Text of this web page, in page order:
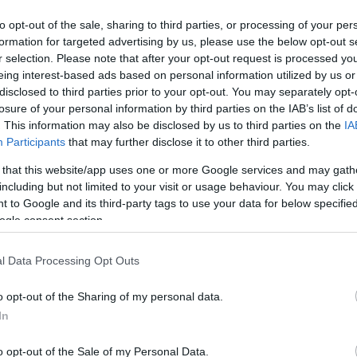
opt-out of the sale, sharing to third parties, or processing of your
for targeted advertising by us, please use the below opt-out
selection. Please note that after your opt-out request is processed
interest-based ads based on personal information utilized by us
to third parties prior to your opt-out. You may separately
of your personal information by third parties on the IAB’s list of
This information may also be disclosed by us to third parties on the
Participants that may further disclose it to other third parties.
that this website/app uses one or more Google services and may
but not limited to your visit or usage behaviour. You may
to Google and its third-party tags to use your data for below
consent section.
Data Processing Opt Outs
opt-out of the Sharing of my personal data.
opt-out of the Sale of my Personal Data.
miatt számos gyümölcs, ígya meggy termési ideje
is befolyásolják.
a meggytermés, hogy 2023-ban a szokásosnál jóval
hogy az enyhe tél és a korán érkezett tavasz miatt a
ennyivel hamarabb juthatunk hozzá az édes-savanyú
ígért, most már a legbizakodóbb becslések is úgy
ehhez képest akár mínusz 10 százalékos eltérés is
a fákat, és bár csak kevés ültetvényben okoztak
képességét. Az sem segített, hogy a virágzás idején a